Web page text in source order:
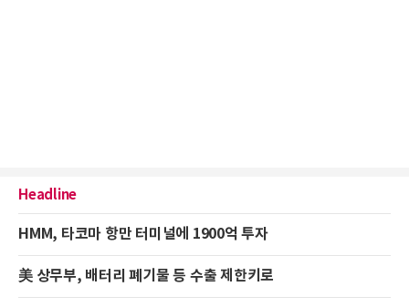
Headline
HMM, 타코마 항만 터미널에 1900억 투자
美 상무부, 배터리 폐기물 등 수출 제한키로